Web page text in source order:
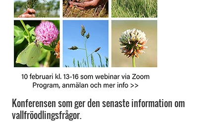
Konferensen som ger den senaste information om
vallfröodlingsfrågor.